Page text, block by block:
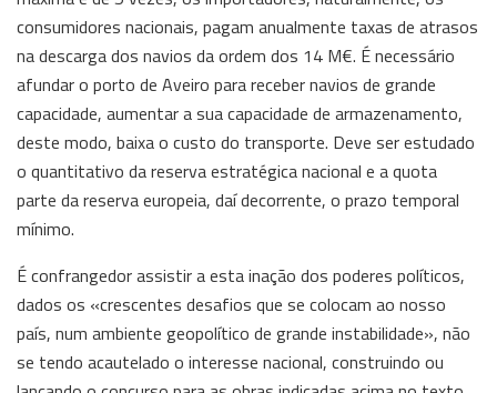
consumidores nacionais, pagam anualmente taxas de atrasos
na descarga dos navios da ordem dos 14 M€. É necessário
afundar o porto de Aveiro para receber navios de grande
capacidade, aumentar a sua capacidade de armazenamento,
deste modo, baixa o custo do transporte. Deve ser estudado
o quantitativo da reserva estratégica nacional e a quota
parte da reserva europeia, daí decorrente, o prazo temporal
mínimo.
É confrangedor assistir a esta inação dos poderes políticos,
dados os «crescentes desafios que se colocam ao nosso
país, num ambiente geopolítico de grande instabilidade», não
se tendo acautelado o interesse nacional, construindo ou